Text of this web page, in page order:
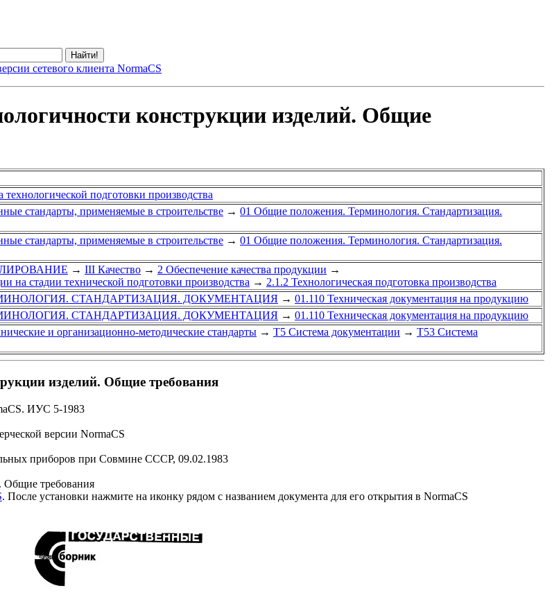
сетевого клиента NormaCS
конструкции изделий. Общие
подготовки производства
стандарты, применяемые в строительстве → 01 Общие положения. Терминология. Стандартизация.
стандарты, применяемые в строительстве → 01 Общие положения. Терминология. Стандартизация.
→ III Качество → 2 Обеспечение качества продукции →
на стадии технической подготовки производства → 2.1.2 Технологическая подготовка производства
СТАНДАРТИЗАЦИЯ. ДОКУМЕНТАЦИЯ → 01.110 Техническая документация на продукцию
СТАНДАРТИЗАЦИЯ. ДОКУМЕНТАЦИЯ → 01.110 Техническая документация на продукцию
и организационно-методические стандарты → Т5 Система документации → Т53 Система
изделий. Общие требования
ИУС 5-1983
версии NormaCS
приборов при Совмине СССР, 09.02.1983
Общие требования
. После установки нажмите на иконку рядом с названием документа для его открытия в NormaCS